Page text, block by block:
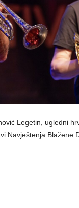
Legetin, ugledni
Navještenja Blažene